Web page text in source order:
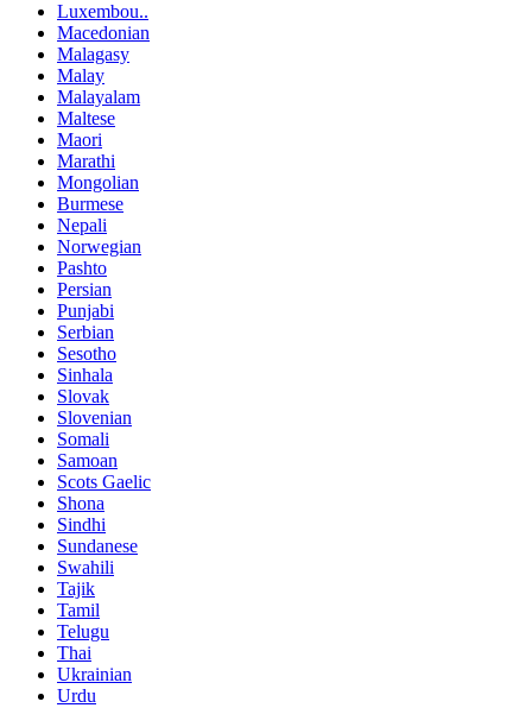
Luxembou..
Macedonian
Malagasy
Malay
Malayalam
Maltese
Maori
Marathi
Mongolian
Burmese
Nepali
Norwegian
Pashto
Persian
Punjabi
Serbian
Sesotho
Sinhala
Slovak
Slovenian
Somali
Samoan
Scots Gaelic
Shona
Sindhi
Sundanese
Swahili
Tajik
Tamil
Telugu
Thai
Ukrainian
Urdu